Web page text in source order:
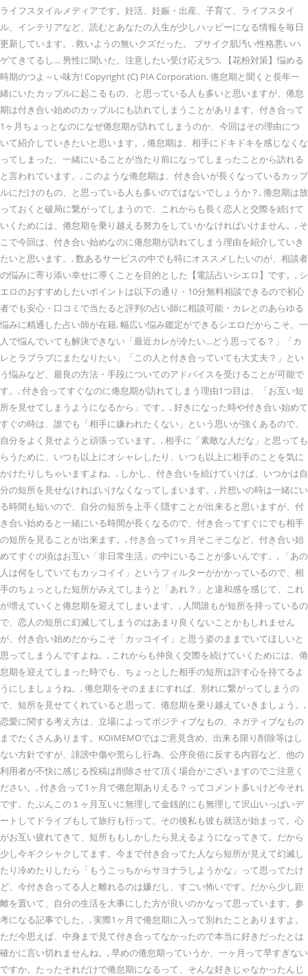
ライフスタイルメディアです。妊活、妊娠・出産、子育て、ライフスタイ
ル、インテリアなど、読むとあなたの人生が少しハッピーになる情報を毎日
更新しています。. 救いようの無いクズだった。 ブサイク肌汚い性格悪いハ
ゲてきてるし… 男性に聞いた、注意したい受け応え5つ, 【花粉対策】悩める
時期のつよ～い味方! Copyright (C) PIA Corporation. 倦怠期と聞くと長年一
緒にいたカップルに起こるもの、と思っている人も多いと思いますが、倦怠
期は付き合い始めのカップルにも訪れてしまうことがあります。付き合って
1ヶ月ちょっとなのになぜ倦怠期が訪れてしまうのか、今回はその理由につ
いて紹介していきたいと思います。, 倦怠期は、相手にドキドキを感じなくな
ってしまった、一緒にいることが当たり前になってしまったことから訪れる
と言われています。, このような倦怠期は、付き合いが長くなっているカップ
ルにだけのもの、と思っている人も多いのではないでしょうか？, 倦怠期は放
っておくと破局に繋がってしまうので、これからも長く恋人と交際を続けて
いくためには、倦怠期を乗り越える努力をしていかなければいけません。, そ
こで今回は、付き合い始めなのに倦怠期が訪れてしまう理由を紹介していき
たいと思います。, 数あるサービスの中でも特にオススメしたいのが、相談者
の悩みに寄り添い幸せに導くことを目的とした【電話占いシエロ】です。, シ
エロのおすすめしたいポイントは以下の通り・10分無料相談できるので初心
者でも安心・口コミで当たると評判の占い師に相談可能・カレとのあらゆる
悩みに精通した占い師が在籍, 幅広い悩み鑑定ができるシエロだからこそ、一
人で悩んでいても解決できない「最近カレが冷たい…どう思ってる？」「カ
レとラブラブにまたなりたい」「この人と付き合っていても大丈夫？」とい
う悩みなど、最良の方法・手段についてのアドバイスを受けることが可能で
す。, 付き合ってすぐなのに倦怠期が訪れてしまう理由1つ目は、「お互い短
所を見せてしまうようになるから」です。, 好きになった時や付き合い始めて
すぐの時は、誰でも「相手に嫌われたくない」という思いが強くあるので、
自分をよく見せようと頑張っています。, 相手に「素敵な人だな」と思っても
らうために、いつも以上にオシャレしたり、いつも以上に相手のことを気に
かけたりしちゃいますよね。, しかし、付き合いを続けていけば、いつかは自
分の短所を見せなければいけなくなってしまいます。, 片想いの時は一緒にい
る時間も短いので、自分の短所を上手く隠すことが出来ると思いますが、付
き合い始めると一緒にいる時間が長くなるので、付き合ってすぐにでも相手
の短所を見ることが出来ます。, 付き合って1ヶ月そこそこなど、付き合い始
めてすぐの頃はお互い「非日常生活」の中にいることが多いんです。, 「あの
人は何をしていてもカッコイイ」というフィルターがかかっているので、相
手のちょっとした短所がみえてしまうと「あれ？」と違和感を感じて、これ
が増えていくと倦怠期を迎えてしまいます。, 人間誰もが短所を持っているの
で、恋人の短所に幻滅してしまうのはあまり良くないことかもしれません
が、付き合い始めだからこそ「カッコイイ」と思う姿のままでいてほしいと
思ってしまうんですよね。, これからも仲良く交際を続けていくためには、倦
怠期を迎えてしまった時でも、ちょっとした相手の短所は許す心を持てるよ
うにしましょうね。, 倦怠期をそのままにすれば、別れに繋がってしまうの
で、短所を見せてくれていると思って、倦怠期を乗り越えていきましょう。,
恋愛に関する考え方は、立場によってポジティブなもの、ネガティブなもの
までたくさんあります。KOIMEMOではご意見含め、出来る限り削除等はし
ない方針ですが、誹謗中傷や荒らし行為、公序良俗に反する内容など、他の
利用者が不快に感じる投稿は削除させて頂く場合がございますのでご注意く
ださい。, 付き合って1ヶ月で倦怠期ありえる？ってコメント多いけど今それ
です。たぶんこの１ヶ月互いに無理して金銭的にも無理して沢山いっぱいデ
ートしてドライブもして旅行も行って、その後私も彼も就活が始まって。心
がお互い疲れてきて、短所ももしかしたら見えるようになってきて。だから
少し今ギクシャクしてます。今まで付き合ってた人なら短所が見えて幻滅し
たり冷めたりしたら「もうこっちからサヨナラしようかな」って思ってたけ
ど、今付き合ってる人と離れるのは嫌だし、すごい怖いです。だから少し距
離を置いて、自分の生活を大事にした方が良いのかなって思っています。参
考になる記事でした。, 実際1ヶ月で倦怠期に入って別れたことありますよ。
ただ今思えば、中身まで見て付き合ってなかったので本当に好きだったとは
確かに言い切れませんね。, 早めの倦怠期っていうか、一ヶ月って早すぎない
ですか。たったそれだけで倦怠期になるって、そんな好きじゃなかったんじ